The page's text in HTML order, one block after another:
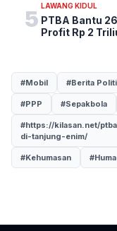
5
LAWANG KIDUL
PTBA Bantu
Profit Rp 2
#Mobil #Berita
#PPP #Sepakbola
#https://kilasan.net/
di-tanjung-enim/
#Kehumasan